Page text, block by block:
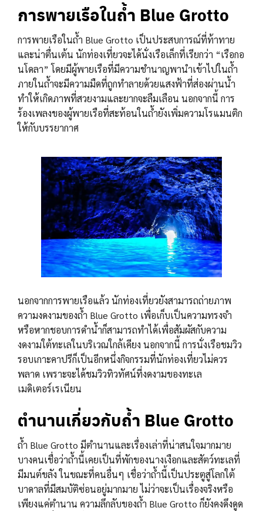
การพายเรือในถ้ำ Blue Grotto
การพายเรือในถ้ำ Blue Grotto เป็นประสบการณ์ที่ท้าทาย
และน่าตื่นเต้น นักท่องเที่ยวจะได้นั่งเรือเล็กที่เรียกว่า “เรือกอ
นโดลา” โดยมีผู้พายเรือที่มีความชำนาญพานำเข้าไปในถ้ำ
ภายในถ้ำจะมีความมืดที่ถูกทำลายด้วยแสงฟ้าที่ส่องผ่านน้ำ
ทำให้เกิดภาพที่สวยงามและยากจะลืมเลือน นอกจากนี้ การ
ร้องเพลงของผู้พายเรือที่สะท้อนในถ้ำยังเพิ่มความโรแมนติก
ให้กับบรรยากาศ
นอกจากการพายเรือแล้ว นักท่องเที่ยวยังสามารถถ่ายภาพ
ความงดงามของถ้ำ Blue Grotto เพื่อเก็บเป็นความทรงจำ
หรือหากชอบการดำน้ำก็สามารถทำได้เพื่อสัมผัสกับความ
งดงามใต้ทะเลในบริเวณใกล้เคียง นอกจากนี้ การนั่งเรือชมวิว
รอบเกาะคาปรีก็เป็นอีกหนึ่งกิจกรรมที่นักท่องเที่ยวไม่ควร
พลาด เพราะจะได้ชมวิวทิวทัศน์ที่งดงามของทะเล
เมดิเตอร์เรเนียน
ตำนานเกี่ยวกับถ้ำ Blue Grotto
ถ้ำ Blue Grotto มีตำนานและเรื่องเล่าที่น่าสนใจมากมาย
บางคนเชื่อว่าถ้ำนี้เคยเป็นที่พักของนางเงือกและสัตว์ทะเลที่
มีมนต์ขลัง ในขณะที่คนอื่นๆ เชื่อว่าถ้ำนี้เป็นประตูสู่โลกใต้
บาดาลที่มีสมบัติซ่อนอยู่มากมาย ไม่ว่าจะเป็นเรื่องจริงหรือ
เพียงแค่ตำนาน ความลึกลับของถ้ำ Blue Grotto ก็ยังคงดึงดูด